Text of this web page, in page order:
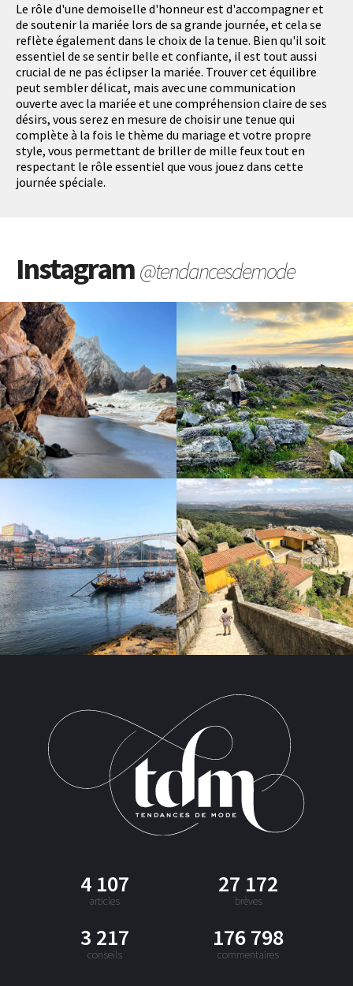
Le rôle d'une demoiselle d'honneur est d'accompagner et
de soutenir la mariée lors de sa grande journée, et cela se
reflète également dans le choix de la tenue. Bien qu'il soit
essentiel de se sentir belle et confiante, il est tout aussi
crucial de ne pas éclipser la mariée. Trouver cet équilibre
peut sembler délicat, mais avec une communication
ouverte avec la mariée et une compréhension claire de ses
désirs, vous serez en mesure de choisir une tenue qui
complète à la fois le thème du mariage et votre propre
style, vous permettant de briller de mille feux tout en
respectant le rôle essentiel que vous jouez dans cette
journée spéciale.
Instagram@tendancesdemode
4 107
articles
27 172
brèves
3 217
conseils
176 798
commentaires